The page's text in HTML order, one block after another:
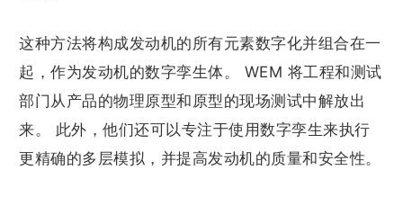
这种方法将构成发动机的所有元素数字化并组合在一
起，作为发动机的数字孪生体。 WEM 将工程和测试
部门从产品的物理原型和原型的现场测试中解放出
来。 此外，他们还可以专注于使用数字孪生来执行
更精确的多层模拟，并提高发动机的质量和安全性。